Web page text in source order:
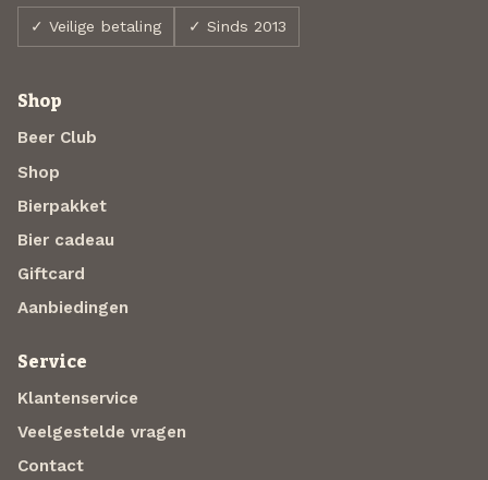
✓ Veilige betaling ✓ Sinds 2013
Shop
Beer Club
Shop
Bierpakket
Bier cadeau
Giftcard
Aanbiedingen
Service
Klantenservice
Veelgestelde vragen
Contact